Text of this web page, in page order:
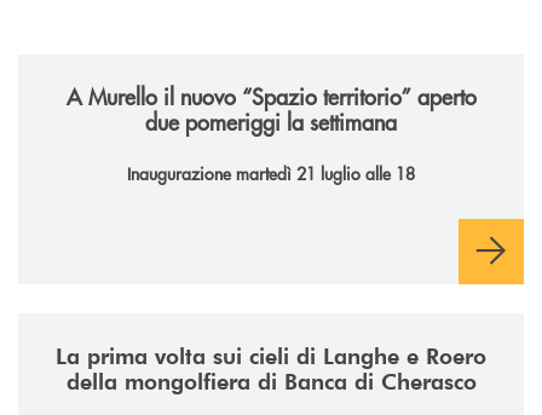
A Murello il nuovo “Spazio territorio” aperto
due pomeriggi la settimana
Inaugurazione martedì 21 luglio alle 18
La prima volta sui cieli di Langhe e Roero
della mongolfiera di Banca di Cherasco